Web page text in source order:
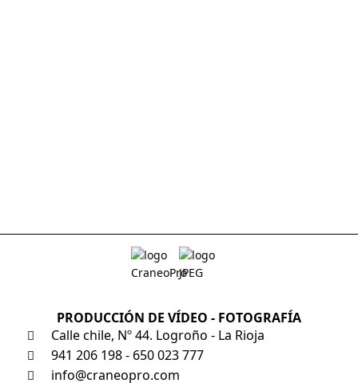
PRODUCCIÓN DE VÍDEO - FOTOGRAFÍA
Calle chile, Nº 44. Logroño - La Rioja
941 206 198 - 650 023 777
info@craneopro.com